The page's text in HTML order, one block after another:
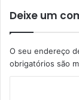
Deixe um
O seu endereço
obrigatórios são